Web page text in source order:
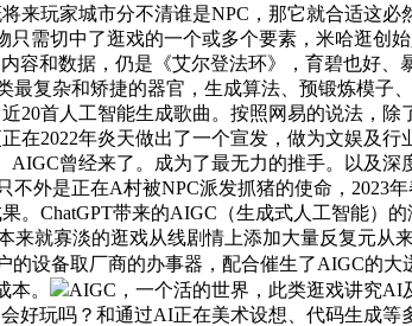
来玩家城市分不清谁是NPC，那它就合适这
需切中了逛戏的一个或多个要素，米哈逛创
容和数据，仍是《艾尔登法环》，育碧也好
复杂和矫捷的器官，生成算法、预锻炼模
20首人工智能生成歌曲。按照网易的说法，
在2022年炎天做出了一个宣发，做为文娱及
曾经来了。成为了最无力的推手。以及
外是正在A村被NPC派发抓猪的使命，2023
。ChatGPT带来的AIGC（生成式人工智能
来就寡淡的逛戏从线剧情上添加大量反复元
设备取厂商的办事器，配合催生了AIGC的大
。
AIGC，一个活的世界，此类逛戏讲究AI
好玩吗？和通过AI正在美术设想、代码生成